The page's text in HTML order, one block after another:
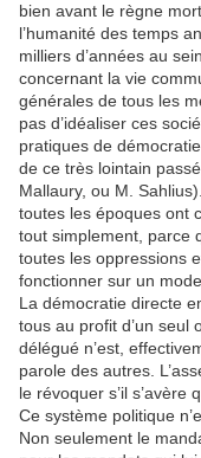
bien avant le règne
l’humanité des temps
milliers d’années au
concernant la vie
générales de tous les
pas d’idéaliser ces
pratiques de
de ce très lointain
Mallaury, ou M.
toutes les époques ont
tout simplement, parce
toutes les oppressions
fonctionner sur un
La démocratie directe
tous au profit d’un seul
délégué n’est,
parole des autres.
le révoquer s’il s’avère
Ce système politique
Non seulement le